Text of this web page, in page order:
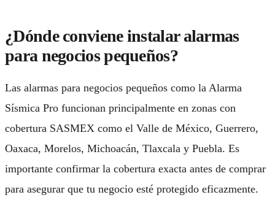
¿Dónde conviene instalar alarmas
para negocios pequeños?
Las alarmas para negocios pequeños como la Alarma
Sísmica Pro funcionan principalmente en zonas con
cobertura SASMEX como el Valle de México, Guerrero,
Oaxaca, Morelos, Michoacán, Tlaxcala y Puebla. Es
importante confirmar la cobertura exacta antes de comprar
para asegurar que tu negocio esté protegido eficazmente.